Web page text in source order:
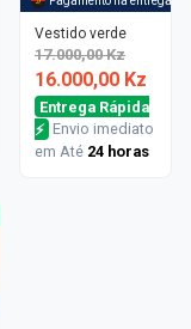
Vestido verde
17.000,00 Kz
16.000,00 Kz
Entrega Rápida
⚡ Envio imediato
em Até 24 horas